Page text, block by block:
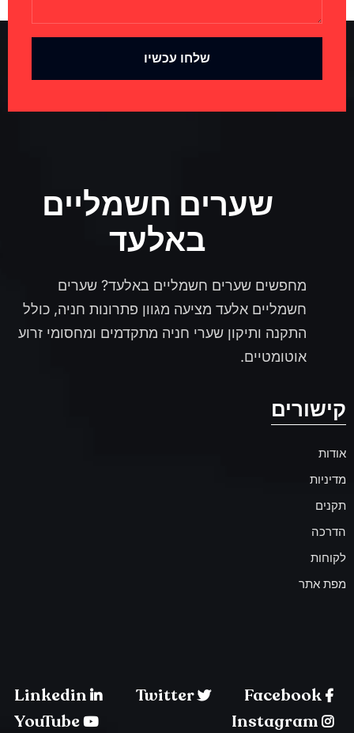
שלחו עכשיו
שערים חשמליים
באלעד
מחפשים שערים חשמליים באלעד? שערים
חשמליים אלעד מציעה מגוון פתרונות חניה, כולל
התקנה ותיקון שערי חניה מתקדמים ומחסומי זרוע
אוטומטיים.
קישורים
אודות
מדיניות
תקנים
הדרכה
לקוחות
מפת אתר
Twitter